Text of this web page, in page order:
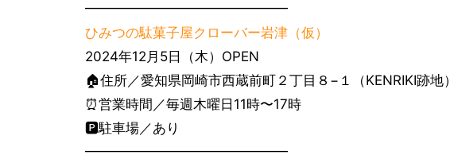
━━━━━━━━━━━━━━━
ひみつの駄菓子屋クローバー岩津（仮）
2024年12月5日（木）OPEN
🏠住所／愛知県岡崎市西蔵前町２丁目８−１（KENRIKI跡地）
⏰営業時間／毎週木曜日11時〜17時
🅿️駐車場／あり
━━━━━━━━━━━━━━━